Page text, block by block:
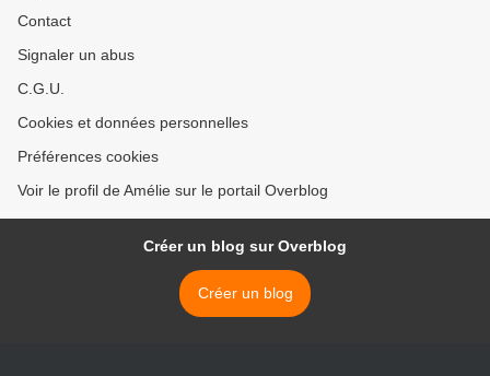
Contact
Signaler un abus
C.G.U.
Cookies et données personnelles
Préférences cookies
Voir le profil de Amélie sur le portail Overblog
Créer un blog sur Overblog
Créer un blog